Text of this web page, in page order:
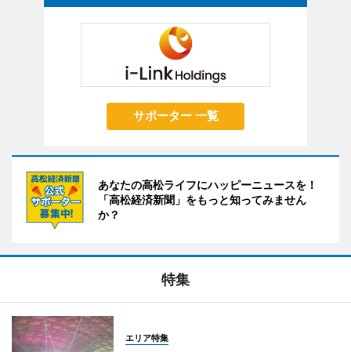
サポーター 一覧
あなたの高松ライフにハッピーニュースを！
「高松経済新聞」をもっと知ってみません
か？
特集
エリア特集